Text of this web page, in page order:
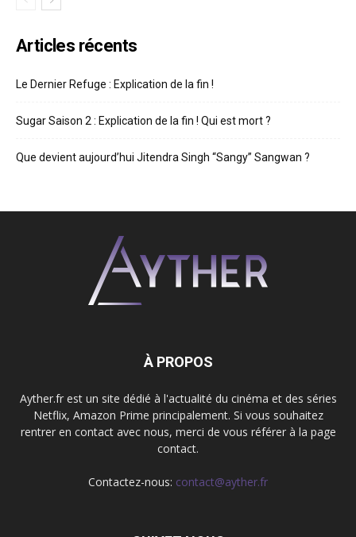
Articles récents
Le Dernier Refuge : Explication de la fin !
Sugar Saison 2 : Explication de la fin ! Qui est mort ?
Que devient aujourd’hui Jitendra Singh “Sangy” Sangwan ?
À PROPOS
Ayther.fr est un site dédié à l'actualité du cinéma et des séries
Netflix, Amazon Prime principalement. Si vous souhaitez
rentrer en contact avec nous, merci de vous référer à la page
contact.
Contactez-nous: contact@ayther.fr